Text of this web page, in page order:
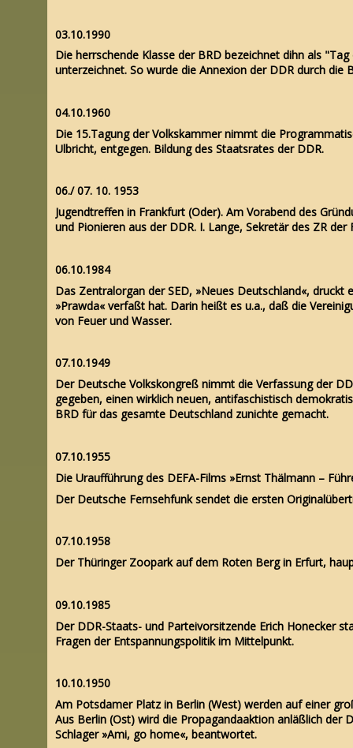
03.10.1990
Die herrschende Klasse der BRD bezeichnet dihn als
unterzeichnet. So wurde die Annexion der DDR durch die
04.10.1960
Die 15.Tagung der Volkskammer nimmt die
Ulbricht, entgegen. Bildung des Staatsrates der DDR.
06./ 07. 10. 1953
Jugendtreffen in Frankfurt (Oder). Am Vorabend des
und Pionieren aus der DDR. I. Lange, Sekretär des ZR
06.10.1984
Das Zentralorgan der SED, »Neues Deutschland«,
»Prawda« verfaßt hat. Darin heißt es u.a., daß die
von Feuer und Wasser.
07.10.1949
Der Deutsche Volkskongreß nimmt die Verfassung der
gegeben, einen wirklich neuen, antifaschistisch
BRD für das gesamte Deutschland zunichte gemacht.
07.10.1955
Die Uraufführung des DEFA-Films »Ernst Thälmann –
Der Deutsche Fernsehfunk sendet die ersten
07.10.1958
Der Thüringer Zoopark auf dem Roten Berg in Erfurt,
09.10.1985
Der DDR-Staats- und Parteivorsitzende Erich Honecker
Fragen der Entspannungspolitik im Mittelpunkt.
10.10.1950
Am Potsdamer Platz in Berlin (West) werden auf einer
Aus Berlin (Ost) wird die Propagandaaktion anläßlich der
Schlager »Ami, go home«, beantwortet.